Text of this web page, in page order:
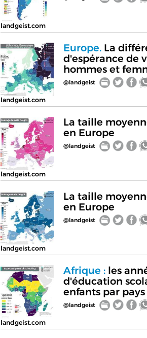
landgeist.com
landgeist.com
Europe.La
d'espérance de
hommes et
@landgeist
landgeist.com
La taille
en Europe
@landgeist
landgeist.com
La taille
en Europe
@landgeist
landgeist.com
Afrique :les
d'éducation
enfants par pays
@landgeist